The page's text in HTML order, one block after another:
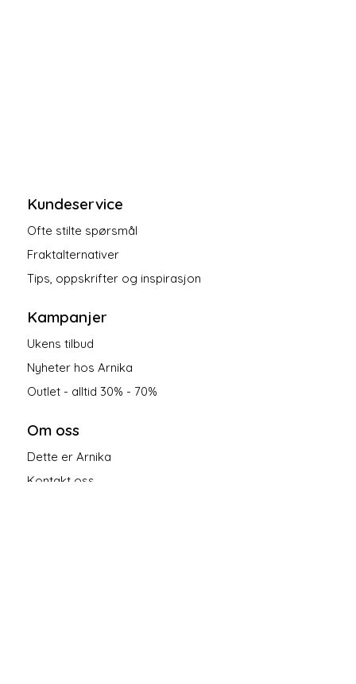
Kundeservice
Ofte stilte spørsmål
Fraktalternativer
Tips, oppskrifter og inspirasjon
Kampanjer
Ukens tilbud
Nyheter hos Arnika
Outlet - alltid 30% - 70%
Om oss
Dette er Arnika
Kontakt oss